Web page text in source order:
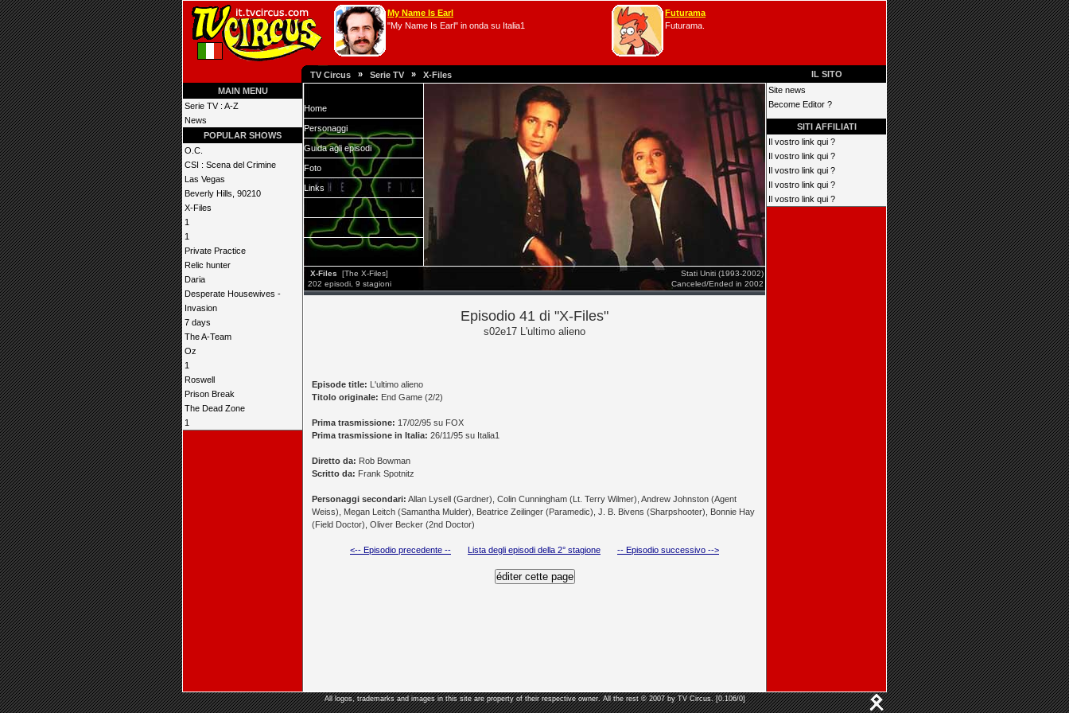
My Name Is Earl
"My Name Is Earl" in onda su Italia1
Futurama
Futurama.
TV Circus » Serie TV » X-Files
IL SITO
MAIN MENU
Serie TV : A-Z
News
POPULAR SHOWS
O.C.
CSI : Scena del Crimine
Las Vegas
Beverly Hills, 90210
X-Files
1
1
Private Practice
Relic hunter
Daria
Desperate Housewives -
Invasion
7 days
The A-Team
Oz
1
Roswell
Prison Break
The Dead Zone
1
Home
Personaggi
Guida agli episodi
Foto
Links
X-Files
[The X-Files]
202 episodi, 9 stagioni
Stati Uniti (1993-2002)
Canceled/Ended in 2002
Episodio 41 di "X-Files"
s02e17 L'ultimo alieno
Episode title: L'ultimo alieno
Titolo originale: End Game (2/2)
Prima trasmissione: 17/02/95 su FOX
Prima trasmissione in Italia: 26/11/95 su Italia1
Diretto da: Rob Bowman
Scritto da: Frank Spotnitz
Personaggi secondari: Allan Lysell (Gardner), Colin Cunningham (Lt. Terry Wilmer), Andrew Johnston (Agent
Weiss), Megan Leitch (Samantha Mulder), Beatrice Zeilinger (Paramedic), J. B. Bivens (Sharpshooter), Bonnie Hay
(Field Doctor), Oliver Becker (2nd Doctor)
<-- Episodio precedente -- Lista degli episodi della 2° stagione -- Episodio successivo -->
Site news
Become Editor ?
SITI AFFILIATI
Il vostro link qui ?
Il vostro link qui ?
Il vostro link qui ?
Il vostro link qui ?
Il vostro link qui ?
All logos, trademarks and images in this site are property of their respective owner. All the rest © 2007 by TV Circus. [0.106/0]